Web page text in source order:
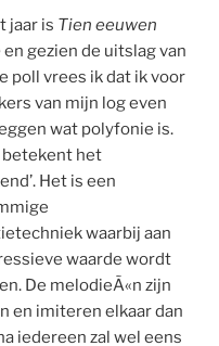
jaar is Tien eeuwen
en gezien de uitslag van
poll vrees ik dat ik voor
van mijn log even
wat polyfonie is.
het
Het is een
waarbij aan
waarde wordt
De melodieÃ«n zijn
en imiteren elkaar dan
iedereen zal wel eens